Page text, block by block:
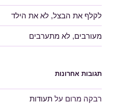
לקלף את הבצל, לא את הילד
מעורבים, לא מתערבים
תגובות אחרונות
רבקה מרום על תעודות